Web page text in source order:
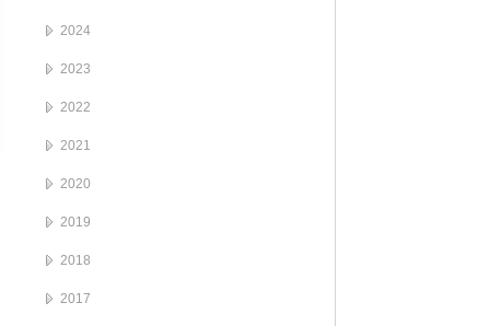
2024
2023
2022
2021
2020
2019
2018
2017